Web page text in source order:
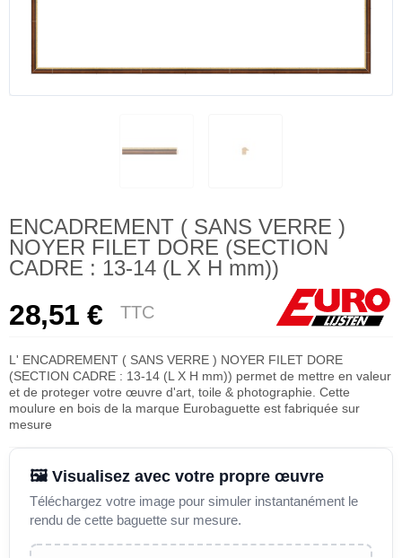
ENCADREMENT ( SANS VERRE )
NOYER FILET DORE (SECTION
CADRE : 13-14 (L X H mm))
28,51 € TTC
L' ENCADREMENT ( SANS VERRE ) NOYER FILET DORE
(SECTION CADRE : 13-14 (L X H mm)) permet de mettre en valeur
et de proteger votre œuvre d'art, toile & photographie. Cette
moulure en bois de la marque Eurobaguette est fabriquée sur
mesure
🖼️ Visualisez avec votre propre œuvre
Téléchargez votre image pour simuler instantanément le
rendu de cette baguette sur mesure.